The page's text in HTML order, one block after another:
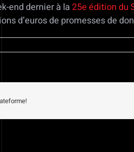
end dernier à la25e édition du
d’euros de promesses de